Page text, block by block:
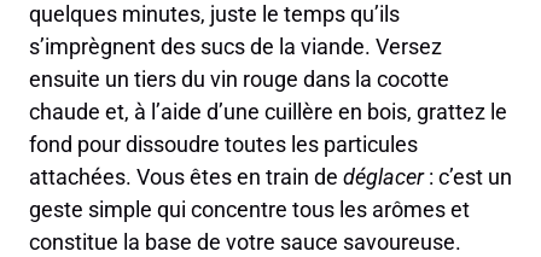
quelques minutes, juste le temps qu’ils
s’imprègnent des sucs de la viande. Versez
ensuite un tiers du vin rouge dans la cocotte
chaude et, à l’aide d’une cuillère en bois, grattez le
fond pour dissoudre toutes les particules
attachées. Vous êtes en train de déglacer: c’est un
geste simple qui concentre tous les arômes et
constitue la base de votre sauce savoureuse.